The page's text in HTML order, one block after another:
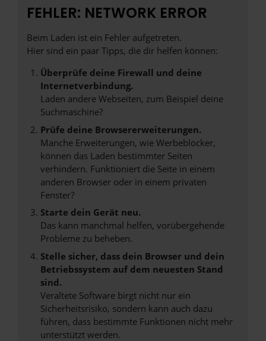
FEHLER: NETWORK ERROR
Beim Laden ist ein Fehler aufgetreten.
Hier sind ein paar Tipps, die dir helfen können:
Überprüfe deine Firewall und deine
Internetverbindung.
Laden andere Webseiten, zum Beispiel deine
Suchmaschine?
Prüfe deine Browsererweiterungen.
Manche Erweiterungen, wie Werbeblocker,
können das Laden bestimmter Seiten
verhindern. Funktioniert die Seite in einem
anderen Browser oder in einem privaten
Fenster?
Starte dein Gerät neu.
Das kann manchmal helfen, vorübergehende
Probleme zu beheben.
Stelle sicher, dass dein Browser und dein
Betriebssystem auf dem neuesten Stand
sind.
Veraltete Software birgt nicht nur ein
Sicherheitsrisiko, sondern kann auch dazu
führen, dass bestimmte Funktionen nicht mehr
unterstützt werden.